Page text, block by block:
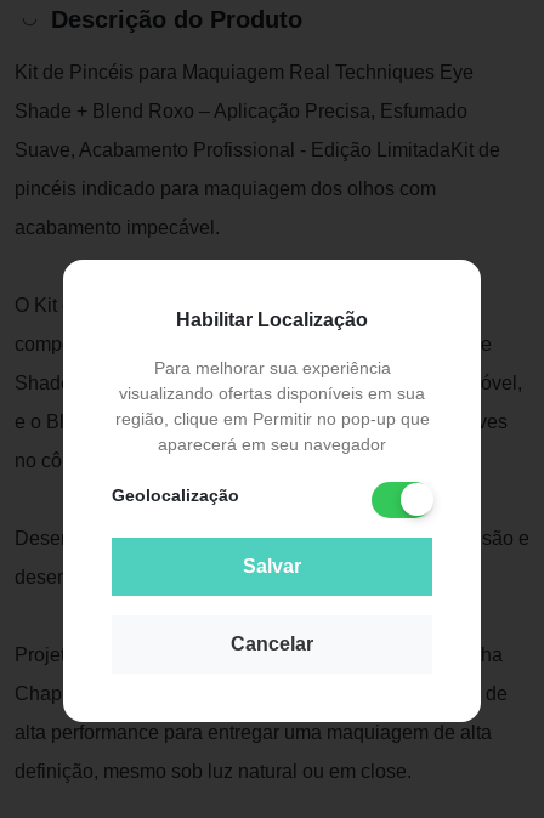
Habilitar Localização
Para melhorar sua experiência
visualizando ofertas disponíveis em sua
região, clique em Permitir no pop-up que
aparecerá em seu navegador
Geolocalização
Salvar
Cancelar
Descrição do Produto
Kit de Pincéis para Maquiagem Real Techniques Eye
Shade + Blend Roxo – Aplicação Precisa, Esfumado
Suave, Acabamento Profissional - Edição LimitadaKit de
pincéis indicado para maquiagem dos olhos com
acabamento impecável.
O Kit de Pincéis para Maquiagem Real Techniques é
composto por dois pincéis essenciais para olhos: o Eye
Shade, ideal para aplicação de sombra na pálpebra móvel,
e o Blend, perfeito para esfumar e criar transições suaves
no côncavo.
Desenvolvido com tecnologia avançada, garante precisão e
desempenho profissional em cada traço
Projetado pela renomada maquiadora inglesa Samantha
Chapman, o kit combina design inteligente e materiais de
alta performance para entregar uma maquiagem de alta
definição, mesmo sob luz natural ou em close.